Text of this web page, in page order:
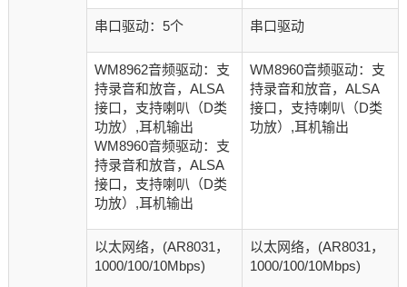
串口驱动：5个 串口驱动
WM8962音频驱动：支
持录音和放音，ALSA
接口，支持喇叭（D类
功放）,耳机输出
WM8960音频驱动：支
持录音和放音，ALSA
接口，支持喇叭（D类
功放）,耳机输出
WM8960音频驱动：支
持录音和放音，ALSA
接口，支持喇叭（D类
功放）,耳机输出
以太网络，(AR8031，
1000/100/10Mbps)
以太网络，(AR8031，
1000/100/10Mbps)